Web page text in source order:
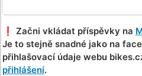
❗️ Začni vkládat příspěvky na
Je to stejně snadné jako na
přihlašovací údaje webu
přihlášení.